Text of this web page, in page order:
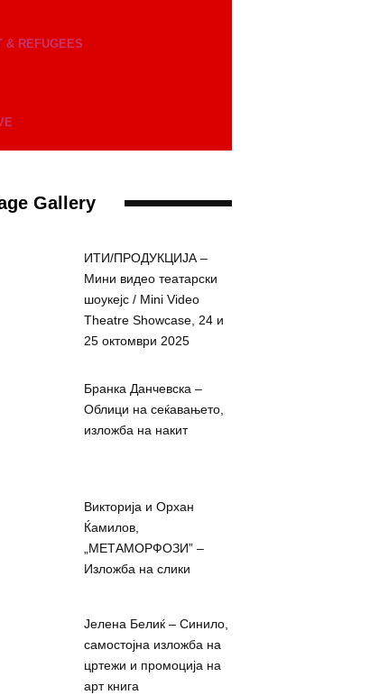
& REFUGEES
Gallery
ИТИ/ПРОДУКЦИЈА –
Мини видео театарски
шоукејс / Mini Video
Theatre Showcase, 24 и
25 октомври 2025
Бранка Данчевска –
Облици на сеќавањето,
изложба на накит
Викторија и Орхан
Ќамилов,
„МЕТАМОРФОЗИ” –
Изложба на слики
Јелена Белиќ – Синило,
самостојна изложба на
цртежи и промоција на
арт книга